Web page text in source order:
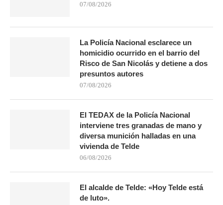
07/08/2026
La Policía Nacional esclarece un
homicidio ocurrido en el barrio del
Risco de San Nicolás y detiene a dos
presuntos autores
07/08/2026
El TEDAX de la Policía Nacional
interviene tres granadas de mano y
diversa munición halladas en una
vivienda de Telde
06/08/2026
El alcalde de Telde: «Hoy Telde está
de luto».